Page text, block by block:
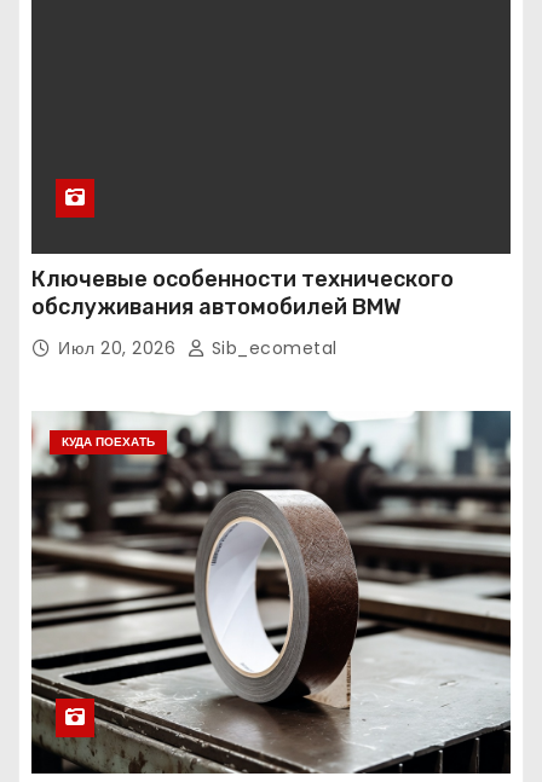
Ключевые особенности технического
обслуживания автомобилей BMW
Июл 20, 2026 Sib_ecometal
КУДА ПОЕХАТЬ